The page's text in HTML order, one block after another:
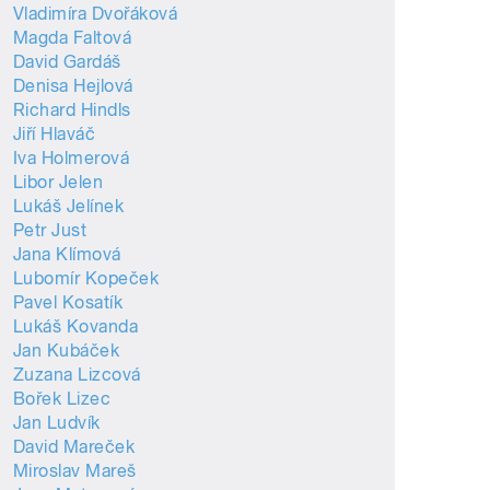
Vladimíra Dvořáková
Magda Faltová
David Gardáš
Denisa Hejlová
Richard Hindls
Jiří Hlaváč
Iva Holmerová
Libor Jelen
Lukáš Jelínek
Petr Just
Jana Klímová
Lubomír Kopeček
Pavel Kosatík
Lukáš Kovanda
Jan Kubáček
Zuzana Lizcová
Bořek Lizec
Jan Ludvík
David Mareček
Miroslav Mareš